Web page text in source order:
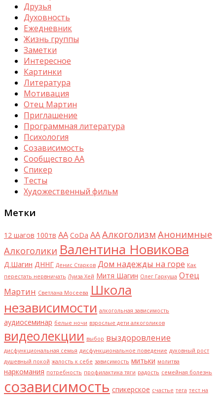
Друзья
Духовность
Ежедневник
Жизнь группы
Заметки
Интересное
Картинки
Литература
Мотивация
Отец Мартин
Приглашение
Программная литература
Психология
Созависимость
Сообщество АА
Спикер
Тесты
Художественный фильм
Метки
12 шагов 100тв AA CoDa АААлкоголизм Анонимные
Алкоголики Валентина Новикова
Д.Шагин ДННГ Денис Старков Дом надежды на горе Как
перестать нервничать Луиза Хей Митя Шагин Олег Гаркуша Отец
Мартин Светлана Мосеева Школа
независимости алкогольная зависимость
аудиосеминар белые ночи взрослые дети алкоголиков
видеолекции выбор выздоровление
дисфункциональная семья дисфункциональное поведение духовный рост
душевный покой жалость к себе зависимость митьки молитва
наркомания потребность профилактика тяги радость семейная болезнь
созависимость спикерское счастье тега тест на